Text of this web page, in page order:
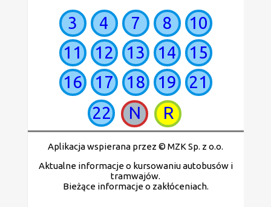
3 4 7 8
10
11
12 13 14
15
16
17 18 19
21
22
N R
Aplikacja wspierana przez © MZK Sp. z o.o.
Aktualne informacje o kursowaniu autobusów i
tramwajów.
Bieżące informacje o zakłóceniach.